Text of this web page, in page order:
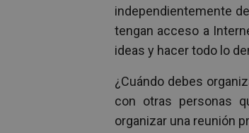
independientemente
tengan acceso a
ideas y hacer todo lo
¿Cuándo debes
con otras personas
organizar una reunión